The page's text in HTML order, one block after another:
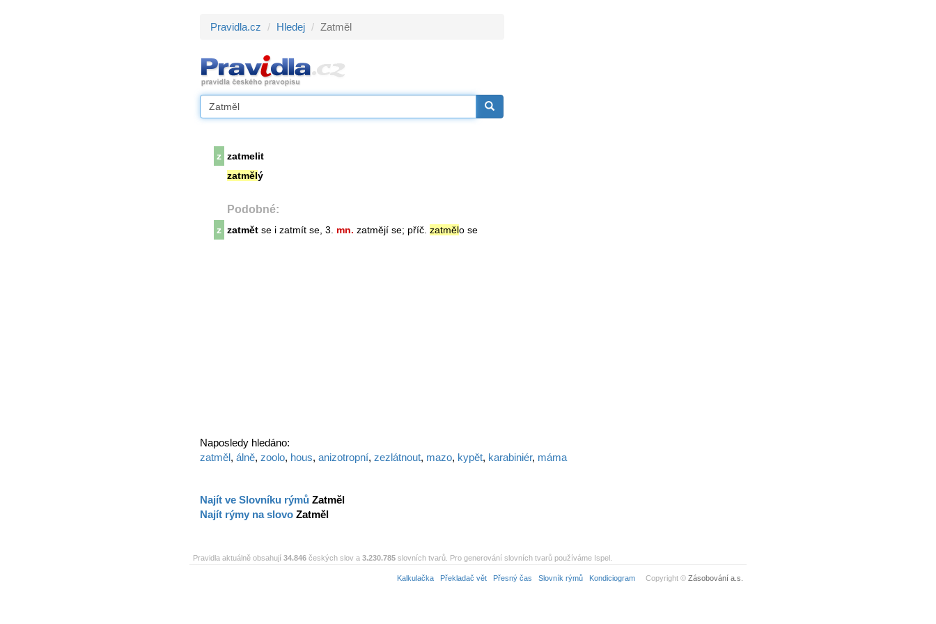
Pravidla.cz Hledej Zatměl
z zatmelit
zatmělý
Podobné:
z zatmět se i zatmít se, 3. mn. zatmějí se; příč. zatmělo se
Naposledy hledáno:
zatměl, álně, zoolo, hous, anizotropní, zezlátnout, mazo, kypět, karabiniér, máma
Najít ve Slovníku rýmů Zatměl
Najít rýmy na slovo Zatměl
Pravidla aktuálně obsahují 34.846 českých slov a 3.230.785 slovních tvarů. Pro generování slovních tvarů používáme Ispel.
Kalkulačka Překladač vět Přesný čas Slovník rýmů Kondiciogram Copyright © Zásobování a.s.